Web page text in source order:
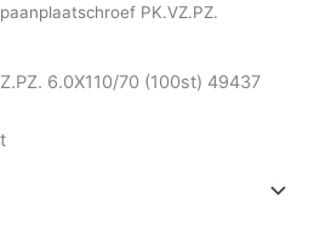
PK.VZ.PZ.
6.0X110/70 (100st) 49437